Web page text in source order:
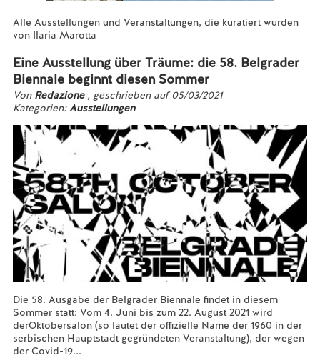
Alle Ausstellungen und Veranstaltungen, die kuratiert wurden
von Ilaria Marotta
Eine Ausstellung über Träume: die 58. Belgrader
Biennale beginnt diesen Sommer
Von Redazione , geschrieben auf 05/03/2021
Kategorien:Ausstellungen
Die 58. Ausgabe der Belgrader Biennale findet in diesem
Sommer statt: Vom 4. Juni bis zum 22. August 2021 wird
derOktobersalon (so lautet der offizielle Name der 1960 in der
serbischen Hauptstadt gegründeten Veranstaltung), der wegen
der Covid-19...